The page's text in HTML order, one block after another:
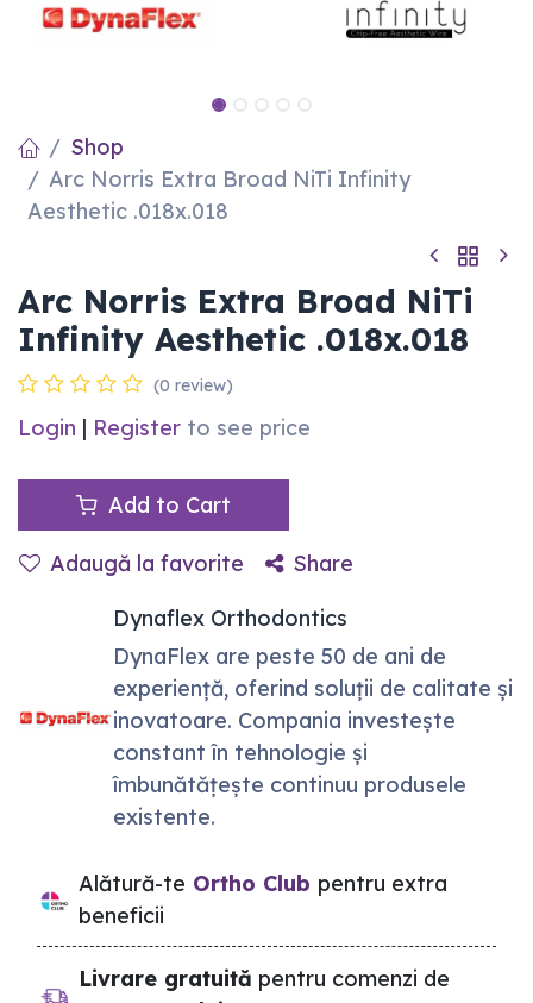
Shop
Arc Norris Extra Broad NiTi Infinity
Aesthetic .018x.018
Arc Norris Extra Broad NiTi
Infinity Aesthetic .018x.018
(0 review)
Login | Register to see price
Add to Cart
Adaugă la favorite
Share
Dynaflex Orthodontics
DynaFlex are peste 50 de ani de
experiență, oferind soluții de calitate și
inovatoare. Compania investește
constant în tehnologie și
îmbunătățește continuu produsele
existente.
Alătură-te Ortho Club pentru extra
beneficii
Livrare gratuită pentru comenzi de